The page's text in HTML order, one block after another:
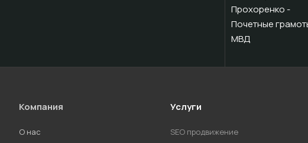
Компания
О нас
Услуги
SEO продвижение